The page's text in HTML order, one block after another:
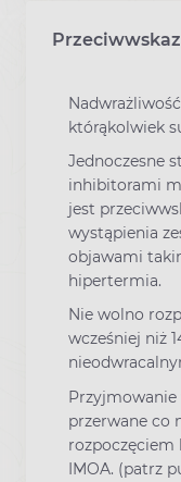
którąkolwiek
Jednoczesne
inhibitorami
jest
wystąpienia
objawami
hipertermia.
Nie wolno
wcześniej niż
przerwane co
rozpoczęciem
IMOA. (patrz